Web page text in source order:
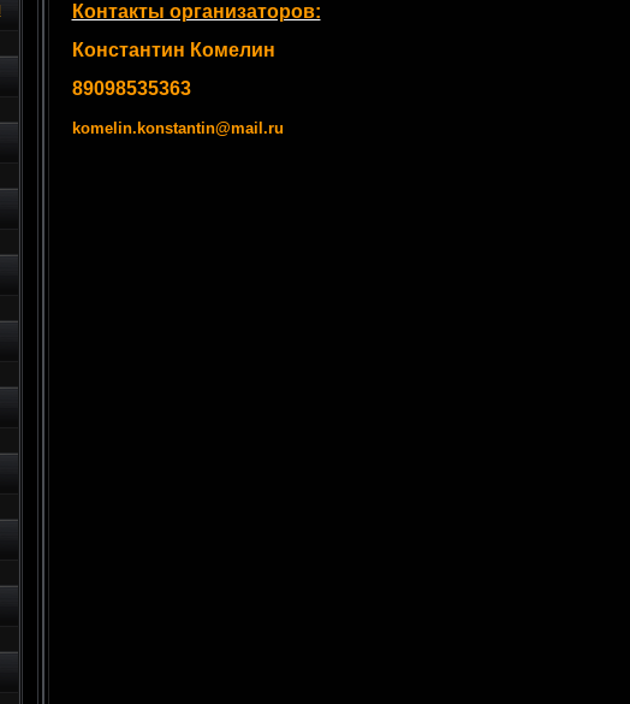
Контакты организаторов:
Константин Комелин
89098535363
komelin.konstantin@mail.ru